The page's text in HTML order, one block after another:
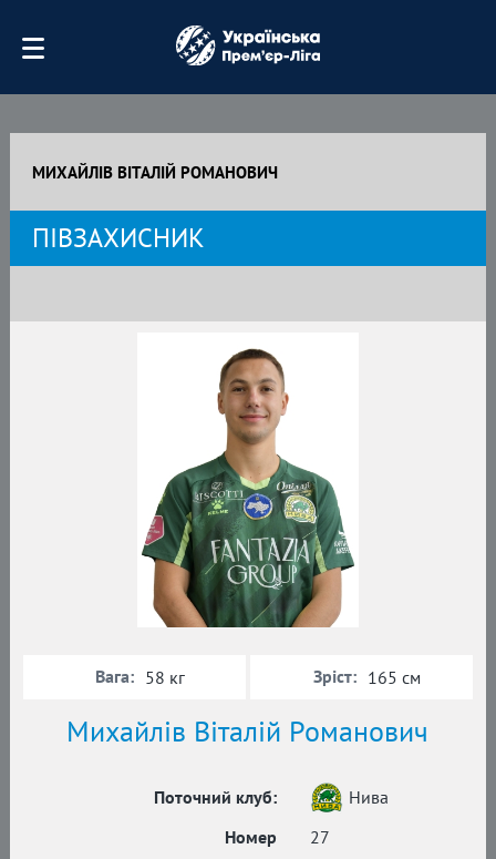
МИХАЙЛІВ ВІТАЛІЙ РОМАНОВИЧ
ПІВЗАХИСНИК
Михайлів Віталій Романович
Поточний клуб:
Нива
Номер
27
Вага: 58 кг Зріст: 165 см